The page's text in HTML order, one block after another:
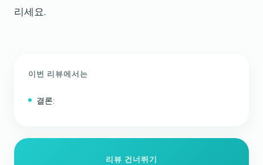
리세요.
이번 리뷰에서는
결론:
리뷰 건너뛰기